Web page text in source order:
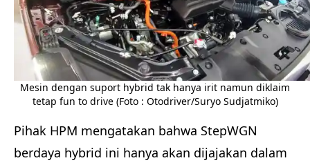
Mesin dengan suport hybrid tak hanya irit namun diklaim
tetap fun to drive (Foto : Otodriver/Suryo Sudjatmiko)
Pihak HPM mengatakan bahwa StepWGN
berdaya hybrid ini hanya akan dijajakan dalam